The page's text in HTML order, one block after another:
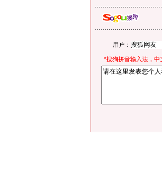
用户：
*搜狗拼音输入法，中